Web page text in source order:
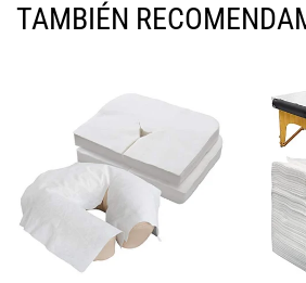
TAMBIÉN